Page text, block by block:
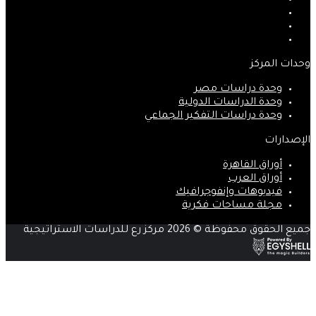
وحدات المركز
وحدة دراسات مصر
وحدة الدراسات الدولية
وحدة دراسات التفكير الجماعي
الإصدارات
أوراق القاهرة
أوراق العرب
فيديوهات وإنفوجرافيك
مجلة مساحات فكرية
جميع الحقوق محفوظة © 2026 مركز رع للدراسات الاستراتيجية